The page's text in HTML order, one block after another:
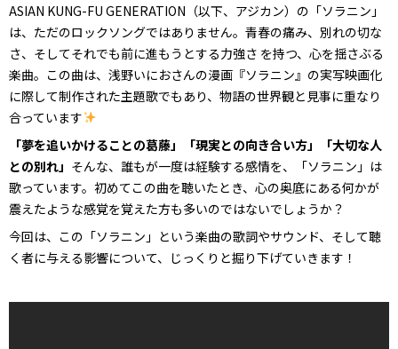
ASIAN KUNG-FU GENERATION（以下、アジカン）の「ソラニン」
は、ただのロックソングではありません。青春の痛み、別れの切な
さ、そしてそれでも前に進もうとする力強さ を持つ、心を揺さぶる
楽曲。この曲は、浅野いにおさんの漫画『ソラニン』の実写映画化
に際して制作された主題歌でもあり、物語の世界観と見事に重なり
合っています
「夢を追いかけることの葛藤」「現実との向き合い方」「大切な人
との別れ」 ――そんな、誰もが一度は経験する感情を、「ソラニン」は
歌っています。初めてこの曲を聴いたとき、心の奥底にある何かが
震えたような感覚を覚えた方も多いのではないでしょうか？
今回は、この「ソラニン」という楽曲の歌詞やサウンド、そして聴
く者に与える影響について、じっくりと掘り下げていきます！